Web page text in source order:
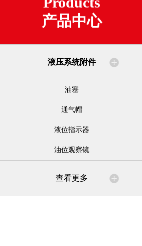
产品中心
液压系统附件
油塞
通气帽
液位指示器
油位观察镜
查看更多